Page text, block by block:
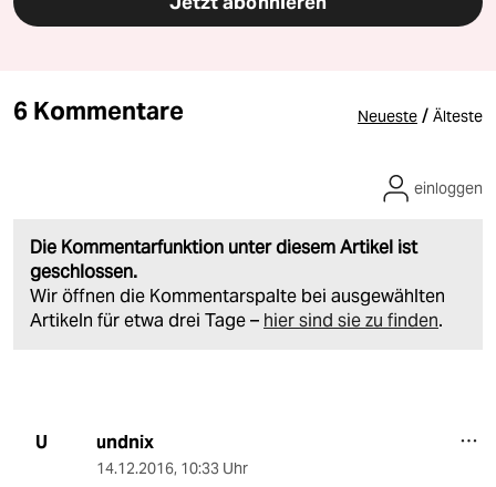
6 Kommentare Neueste / Älteste
Die Kommentarfunktion unter diesem Artikel ist
geschlossen.
Wir öffnen die Kommentarspalte bei ausgewählten
Artikeln für etwa drei Tage – hier sind sie zu finden.
einloggen
U undnix
14.12.2016, 10:33 Uhr